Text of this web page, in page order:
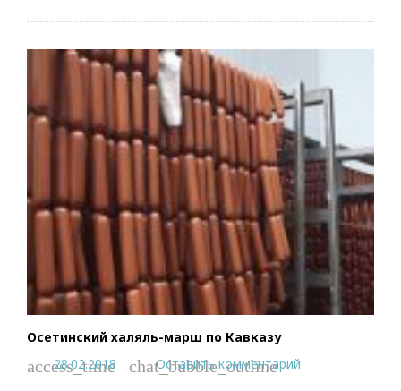
Осетинский халяль-марш по Кавказу
access_time
28.02.2018 chat_bubble_outline
Оставить комментарий